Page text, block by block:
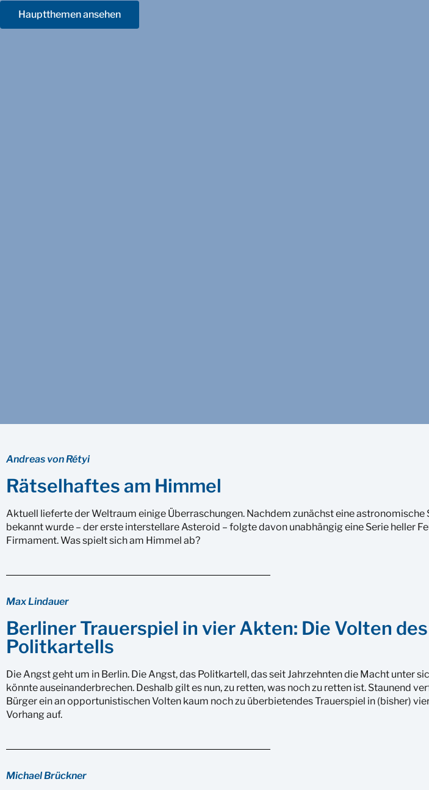
Hauptthemen ansehen
Andreas von Rétyi
Rätselhaftes am Himmel
Aktuell lieferte der Weltraum einige Überraschungen. Nachdem zunächst eine astronomische
bekannt wurde – der erste interstellare Asteroid – folgte davon unabhängig eine Serie heller
Firmament. Was spielt sich am Himmel ab?
Max Lindauer
Berliner Trauerspiel in vier Akten: Die Volten des
Politkartells
Die Angst geht um in Berlin. Die Angst, das Politkartell, das seit Jahrzehnten die Macht unter
könnte auseinanderbrechen. Deshalb gilt es nun, zu retten, was noch zu retten ist. Staunend
Bürger ein an opportunistischen Volten kaum noch zu überbietendes Trauerspiel in (bisher)
Vorhang auf.
Michael Brückner